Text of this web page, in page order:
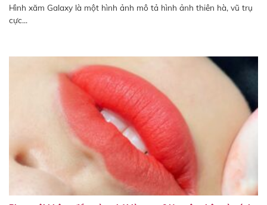
Hình xăm Galaxy là một hình ảnh mô tả hình ảnh thiên hà, vũ trụ
cực...